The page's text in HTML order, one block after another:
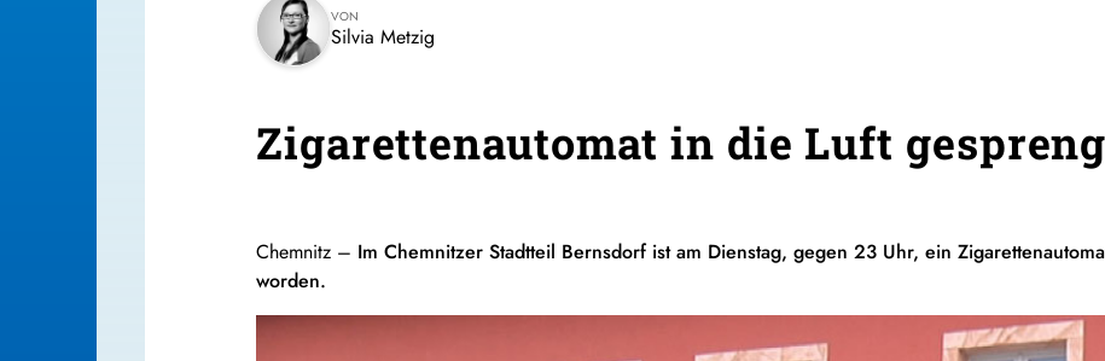
VON
Silvia Metzig
Zigarettenautomat in die Luft
Chemnitz – Im Chemnitzer Stadtteil Bernsdorf ist am Dienstag, gegen 23 Uhr, ein
worden.